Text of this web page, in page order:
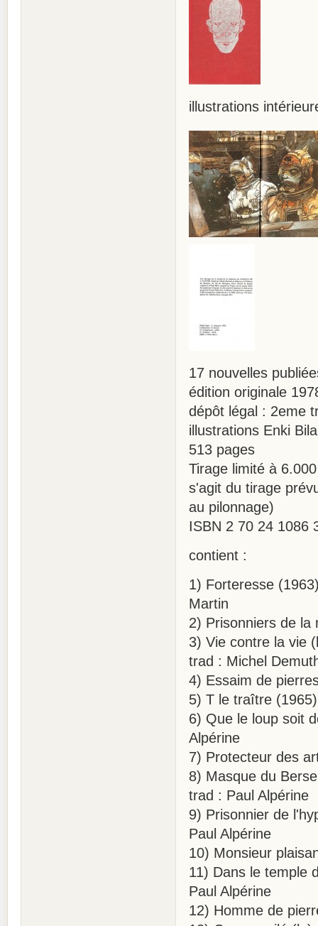
illustrations
17 nouvelles
édition originale
dépôt légal : 2eme
illustrations Enki
513 pages
Tirage limité à
s'agit du tirage
au pilonnage)
ISBN 2 70 24 1086
contient :
1) Forteresse
Martin
2) Prisonniers de la
3) Vie contre la vie
trad : Michel
4) Essaim de
5) T le traître
6) Que le loup soit
Alpérine
7) Protecteur des
8) Masque du
trad : Paul Alpérine
9) Prisonnier de
Paul Alpérine
10) Monsieur
11) Dans le temple
Paul Alpérine
12) Homme de